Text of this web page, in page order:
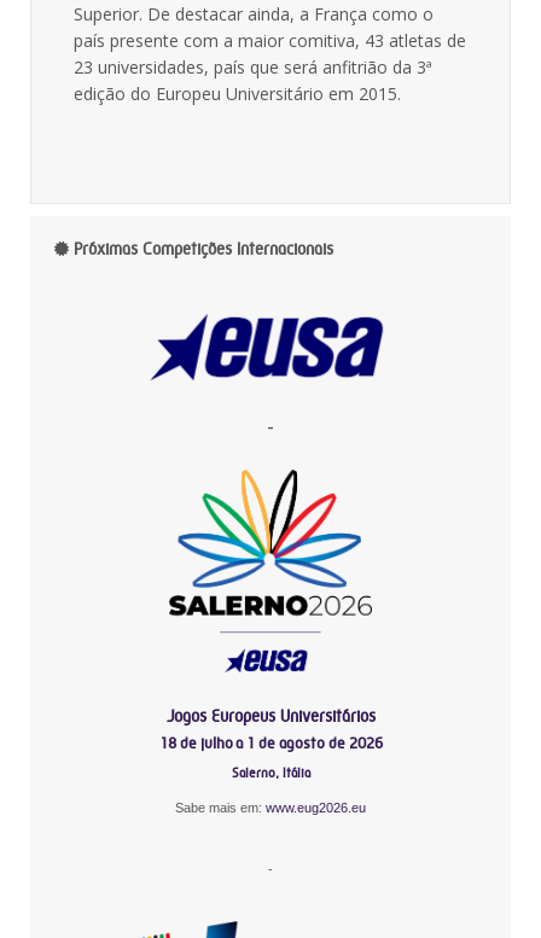
Superior. De destacar ainda, a França como o
país presente com a maior comitiva, 43 atletas de
23 universidades, país que será anfitrião da 3ª
edição do Europeu Universitário em 2015.
Próximas Competições Internacionais
-
Jogos Europeus Universitários
18 de julho a 1 de agosto de 2026
Salerno, Itália
Sabe mais em: www.eug2026.eu
-